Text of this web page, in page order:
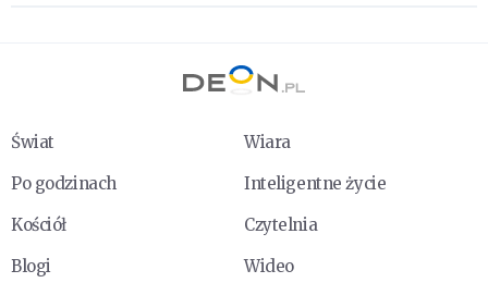
Świat
Wiara
Po godzinach
Inteligentne życie
Kościół
Czytelnia
Blogi
Wideo